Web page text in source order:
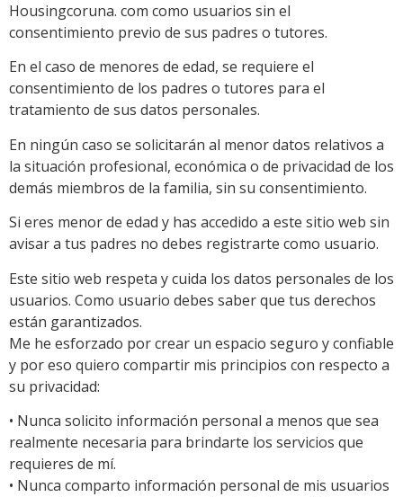
Housingcoruna. com como usuarios sin el
consentimiento previo de sus padres o tutores.
En el caso de menores de edad, se requiere el
consentimiento de los padres o tutores para el
tratamiento de sus datos personales.
En ningún caso se solicitarán al menor datos relativos a
la situación profesional, económica o de privacidad de los
demás miembros de la familia, sin su consentimiento.
Si eres menor de edad y has accedido a este sitio web sin
avisar a tus padres no debes registrarte como usuario.
Este sitio web respeta y cuida los datos personales de los
usuarios. Como usuario debes saber que tus derechos
están garantizados.
Me he esforzado por crear un espacio seguro y confiable
y por eso quiero compartir mis principios con respecto a
su privacidad:
• Nunca solicito información personal a menos que sea
realmente necesaria para brindarte los servicios que
requieres de mí.
• Nunca comparto información personal de mis usuarios